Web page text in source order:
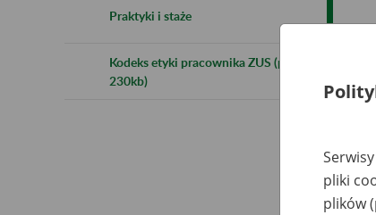
Praktyki i staże
Kodeks etyki pracownika ZUS (pdf
230kb)
pliki
plików